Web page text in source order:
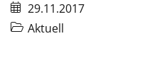
29.11.2017
Aktuell